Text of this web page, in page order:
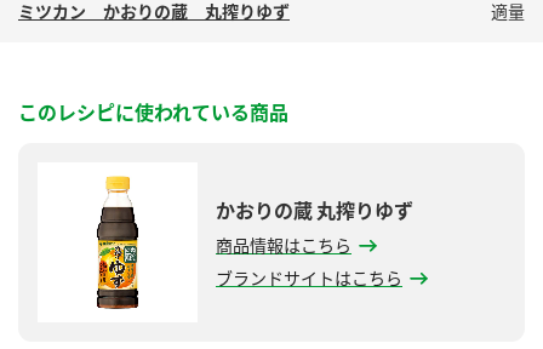
ミツカン かおりの蔵 丸搾りゆず 適量
このレシピに使われている商品
かおりの蔵 丸搾りゆず
商品情報はこちら
ブランドサイトはこちら